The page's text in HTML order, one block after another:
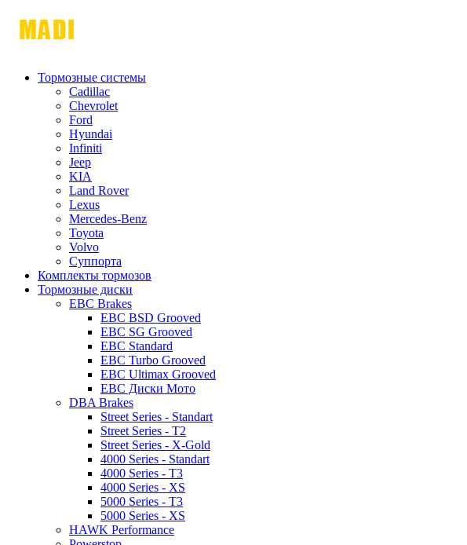
Тормозные системы
Cadillac
Chevrolet
Ford
Hyundai
Infiniti
Jeep
KIA
Land Rover
Lexus
Mercedes-Benz
Toyota
Volvo
Суппорта
Комплекты тормозов
Тормозные диски
EBC Brakes
EBC BSD Grooved
EBC SG Grooved
EBC Standard
EBC Turbo Grooved
EBC Ultimax Grooved
EBC Диски Мото
DBA Brakes
Street Series - Standart
Street Series - T2
Street Series - X-Gold
4000 Series - Standart
4000 Series - T3
4000 Series - XS
5000 Series - T3
5000 Series - XS
HAWK Performance